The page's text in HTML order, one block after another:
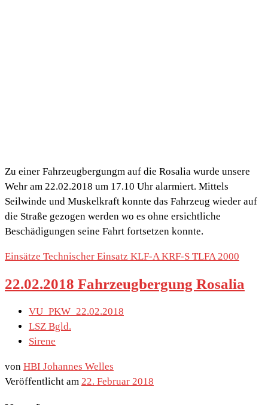
Zu einer Fahrzeugbergungm auf die Rosalia wurde unsere
Wehr am 22.02.2018 um 17.10 Uhr alarmiert. Mittels
Seilwinde und Muskelkraft konnte das Fahrzeug wieder auf
die Straße gezogen werden wo es ohne ersichtliche
Beschädigungen seine Fahrt fortsetzen konnte.
Einsätze Technischer Einsatz KLF-A KRF-S TLFA 2000
22.02.2018 Fahrzeugbergung Rosalia
VU_PKW_22.02.2018
LSZ Bgld.
Sirene
von HBI Johannes Welles
Veröffentlicht am 22. Februar 2018